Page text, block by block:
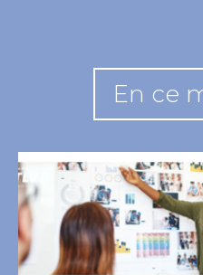
En ce